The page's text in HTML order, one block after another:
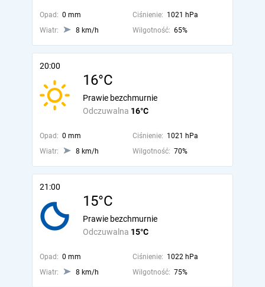
Opad: 0 mm Ciśnienie: 1021 hPa
Wiatr:
8 km/h Wilgotność: 65%
20:00
16°C
Odczuwalna 16°C
Prawie bezchmurnie
Opad: 0 mm Ciśnienie: 1021 hPa
Wiatr:
8 km/h Wilgotność: 70%
21:00
15°C
Odczuwalna 15°C
Prawie bezchmurnie
Opad: 0 mm Ciśnienie: 1022 hPa
Wiatr:
8 km/h Wilgotność: 75%